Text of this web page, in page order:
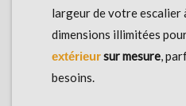
largeur de votre escalier
dimensions illimitées
extérieursur mesure,
besoins.